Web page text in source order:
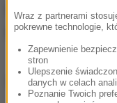
Euro 2020
ZOBACZ RÓWNIEŻ:
Wraz z partnerami
pokrewne technologie,
Zapewnienie
stron
Ulepszenie
danych w celach
Poznanie Twoich